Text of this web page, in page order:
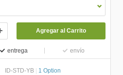
Agregar al Carrito
entrega envío
ID-STD-YB 1 Option